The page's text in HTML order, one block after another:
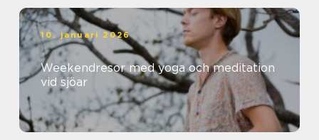
10. januari 2026
Weekendresor med yoga och meditation
vid sjöar